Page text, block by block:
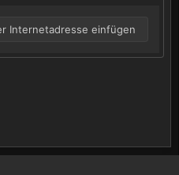
Internetadresse einfügen